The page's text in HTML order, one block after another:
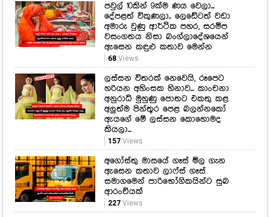
පවුල් 10කින් 9ක්ම ණය වෙලා...
දේපළත් විකුණලා.. ලෙඩේටත් වඩා
අමාරු වුණු ආර්ථික පහර, සරම්ප
වසංගතය නිසා බංග්ලාදේශයෙන්
ඇසෙන කඳුළු කතාව මෙන්න
68Views
ලස්සන විතරක් නෙවෙයි, රූපෙට
හරියන අහිංසක හිනාව... කාංචනා
අනුරාධි මුහුණු පොතට එකතු කළ
අලුත්ම පින්තූර පෙළ බලන්නකෝ
ඇයගේ මේ ලස්සන කොහොමද
කියලා...
157Views
අගෝස්තු මාසයේ ගෑස් මිල ගැන
ඇසෙන කතාව ලාෆ්ස් ගෑස්
සමාගමෙන් පාරිභෝගිකයින්ට සුබ
ආරංචියක්
227Views